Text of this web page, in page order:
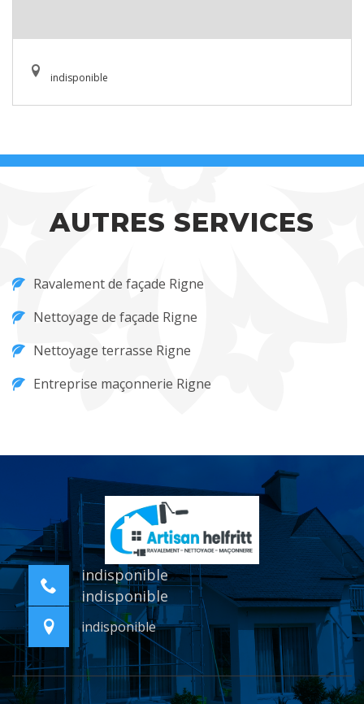
indisponible
AUTRES SERVICES
Ravalement de façade Rigne
Nettoyage de façade Rigne
Nettoyage terrasse Rigne
Entreprise maçonnerie Rigne
indisponible
indisponible
indisponible